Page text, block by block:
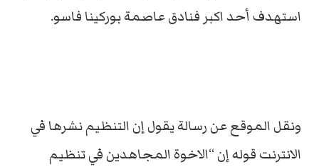
استهدف أحد اكبر فنادق عاصمة بوركينا فاسو.
ونقل الموقع عن رسالة يقول إن التنظيم نشرها في
الانترنت قوله إن “الاخوة المجاهدين في تنظيم